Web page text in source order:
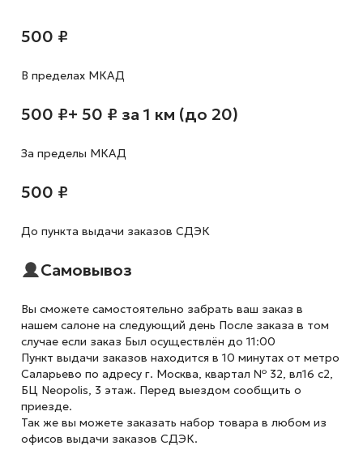
500 ₽
В пределах МКАД
500 ₽+ 50 ₽ за 1 км (до 20)
За пределы МКАД
500 ₽
До пункта выдачи заказов СДЭК
Самовывоз
Вы сможете самостоятельно забрать ваш заказ в
нашем салоне на следующий день После заказа в том
случае если заказ Был осуществлён до 11:00
Пункт выдачи заказов находится в 10 минутах от метро
Саларьево по адресу г. Москва, квартал № 32, вл16 с2,
БЦ Neopolis, 3 этаж. Перед выездом сообщить о
приезде.
Так же вы можете заказать набор товара в любом из
офисов выдачи заказов СДЭК.